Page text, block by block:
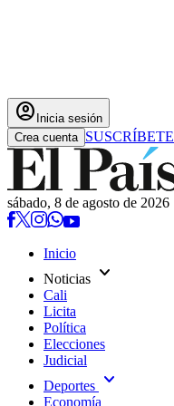
account_circle Inicia sesión
Crea cuenta SUSCRÍBETE
sábado, 8 de agosto de 2026
Inicio
Noticias expand_more
Cali
Licita
Política
Elecciones
Judicial
Deportes expand_more
Economía